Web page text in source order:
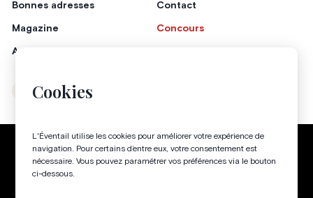
Cookies
L'Éventail utilise les cookies pour améliorer votre expérience de
navigation. Pour certains d’entre eux, votre consentement est
nécessaire. Vous pouvez paramétrer vos préférences via le bouton
ci-dessous.
Bonnes adresses
Magazine
Annonceurs
Contact
Concours
Instagram
Politique de confidentialité Conditions générales
Gestion des cookies